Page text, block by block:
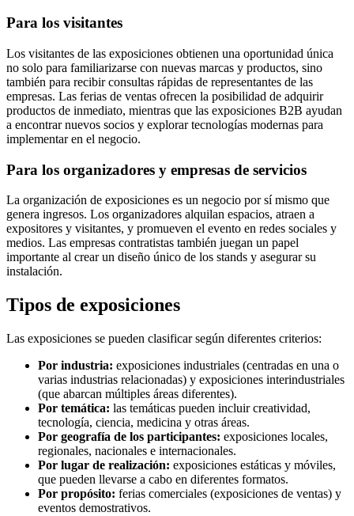
Para los visitantes
Los visitantes de las exposiciones obtienen una oportunidad única
no solo para familiarizarse con nuevas marcas y productos, sino
también para recibir consultas rápidas de representantes de las
empresas. Las ferias de ventas ofrecen la posibilidad de adquirir
productos de inmediato, mientras que las exposiciones B2B ayudan
a encontrar nuevos socios y explorar tecnologías modernas para
implementar en el negocio.
Para los organizadores y empresas de servicios
La organización de exposiciones es un negocio por sí mismo que
genera ingresos. Los organizadores alquilan espacios, atraen a
expositores y visitantes, y promueven el evento en redes sociales y
medios. Las empresas contratistas también juegan un papel
importante al crear un diseño único de los stands y asegurar su
instalación.
Tipos de exposiciones
Las exposiciones se pueden clasificar según diferentes criterios:
Por industria: exposiciones industriales (centradas en una o
varias industrias relacionadas) y exposiciones interindustriales
(que abarcan múltiples áreas diferentes).
Por temática: las temáticas pueden incluir creatividad,
tecnología, ciencia, medicina y otras áreas.
Por geografía de los participantes: exposiciones locales,
regionales, nacionales e internacionales.
Por lugar de realización: exposiciones estáticas y móviles,
que pueden llevarse a cabo en diferentes formatos.
Por propósito: ferias comerciales (exposiciones de ventas) y
eventos demostrativos.